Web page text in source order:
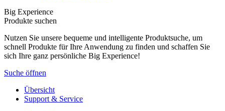
Big Experience
Produkte suchen
Nutzen Sie unsere bequeme und intelligente Produktsuche, um
schnell Produkte für Ihre Anwendung zu finden und schaffen Sie
sich Ihre ganz persönliche Big Experience!
Suche öffnen
Übersicht
Support & Service